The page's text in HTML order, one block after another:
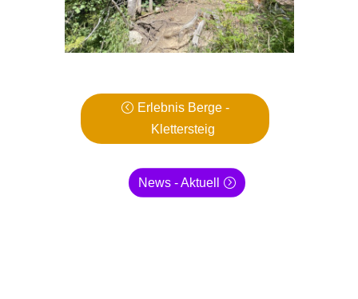
Erlebnis Berge -
Klettersteig
News - Aktuell